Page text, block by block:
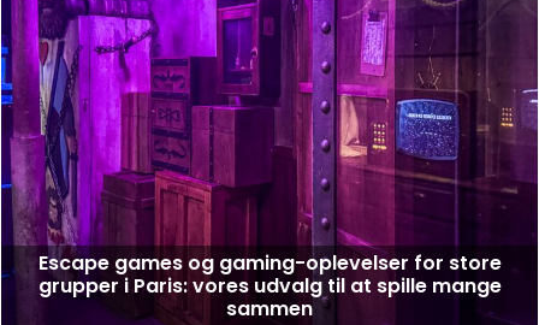
Escape games og gaming-oplevelser for store
grupper i Paris: vores udvalg til at spille mange
sammen